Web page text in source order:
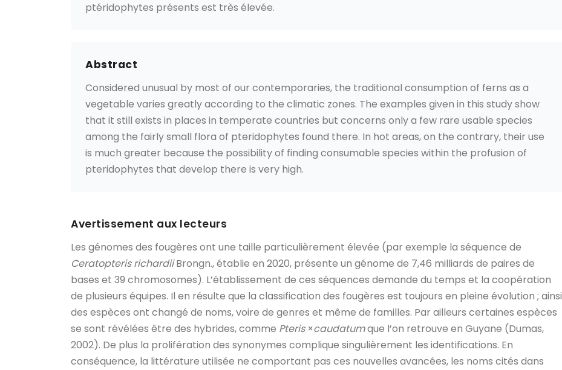
ptéridophytes présents est très élevée.
Abstract
Considered unusual by most of our contemporaries, the traditional consumption of ferns as a
vegetable varies greatly according to the climatic zones. The examples given in this study show
that it still exists in places in temperate countries but concerns only a few rare usable species
among the fairly small flora of pteridophytes found there. In hot areas, on the contrary, their use
is much greater because the possibility of finding consumable species within the profusion of
pteridophytes that develop there is very high.
Avertissement aux lecteurs
Les génomes des fougères ont une taille particulièrement élevée (par exemple la séquence de
Ceratopteris richardiiBrongn., établie en 2020, présente un génome de 7,46 milliards de paires de
bases et 39 chromosomes). L’établissement de ces séquences demande du temps et la coopération
de plusieurs équipes. Il en résulte que la classification des fougères est toujours en pleine évolution ; ainsi
des espèces ont changé de noms, voire de genres et même de familles. Par ailleurs certaines espèces
se sont révélées être des hybrides, comme Pteris×caudatumque l’on retrouve en Guyane (Dumas,
2002). De plus la prolifération des synonymes complique singulièrement les identifications. En
conséquence, la littérature utilisée ne comportant pas ces nouvelles avancées, les noms cités dans